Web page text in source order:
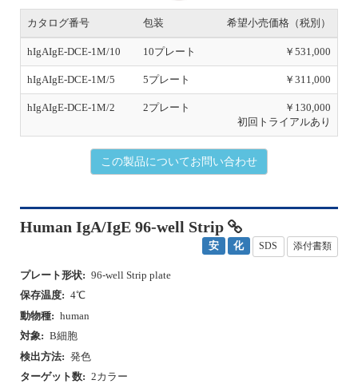
s
カタログ番号 包装 希望小売価格（税別）
hIgAIgE-DCE-1M/10 10プレート ￥531,000
hIgAIgE-DCE-1M/5 5プレート ￥311,000
hIgAIgE-DCE-1M/2 2プレート
￥130,000
初回トライアルあり
この製品についてお問い合わせ
Human IgA/IgE 96-well Strip
安 化 SDS 添付書類
プレート形状: 96-well Strip plate
保存温度: 4℃
動物種: human
対象: B細胞
検出方法: 発色
ターゲット数: 2カラー